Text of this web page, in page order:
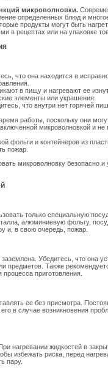
микроволновки.
определенных блюд и
продукты могут быть
в рецептах или на упаковке
что она находится в
в пищу и нагревают ее
элементы или украшения.
что внутри нет горячей
работы, поскольку они
микроволновкой и не
фольги и контейнеров из
пожар.
микроволновку безопасно
только специальную
алюминиевую фольгу,
и, в свою очередь, пожар.
Убедитесь, что она
предметов. Также
приготовления.
ее без присмотра.
в случае возникновения
нагревании жидкостей в
избежать риска, перед
пару.